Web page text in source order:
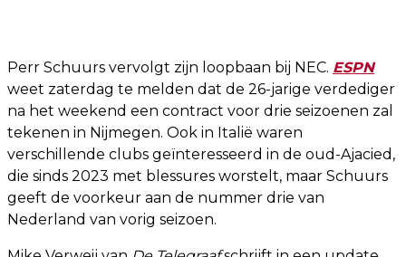
Perr Schuurs vervolgt zijn loopbaan bij NEC. ESPN
weet zaterdag te melden dat de 26-jarige verdediger
na het weekend een contract voor drie seizoenen zal
tekenen in Nijmegen. Ook in Italië waren
verschillende clubs geïnteresseerd in de oud-Ajacied,
die sinds 2023 met blessures worstelt, maar Schuurs
geeft de voorkeur aan de nummer drie van
Nederland van vorig seizoen.